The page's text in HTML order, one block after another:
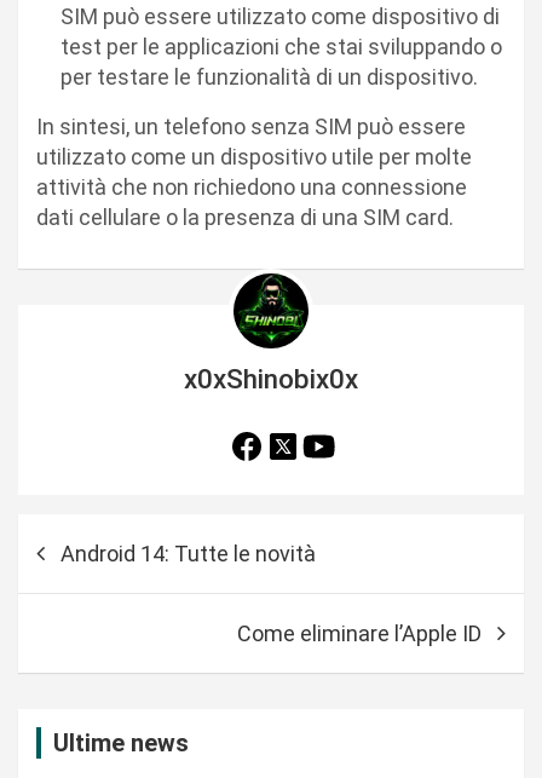
SIM può essere utilizzato come dispositivo di
test per le applicazioni che stai sviluppando o
per testare le funzionalità di un dispositivo.
In sintesi, un telefono senza SIM può essere
utilizzato come un dispositivo utile per molte
attività che non richiedono una connessione
dati cellulare o la presenza di una SIM card.
x0xShinobix0x
Android 14: Tutte le novità
Come eliminare l’Apple ID
Ultime news